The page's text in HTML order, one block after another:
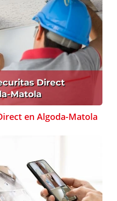
en Algoda-Matola